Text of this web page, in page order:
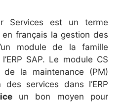
Services est un terme
français la gestion des
module de la famille
SAP. Le module CS
la maintenance (PM)
services dans l’ERP
un bon moyen pour